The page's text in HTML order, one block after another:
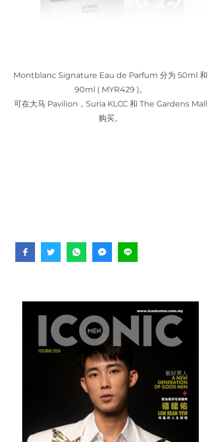
Montblanc Signature Eau de Parfum 分为 50ml 和
90ml ( MYR429 )。
可在大马 Pavilion，Suria KLCC 和 The Gardens Mall
购买。